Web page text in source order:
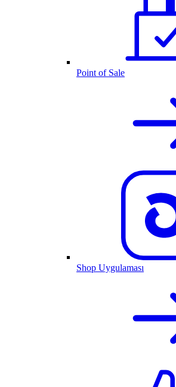
Point of Sale
Shop Uygulaması